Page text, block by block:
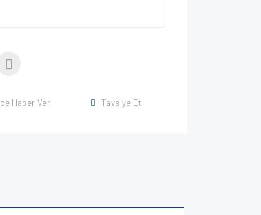
Haber Ver Tavsiye Et